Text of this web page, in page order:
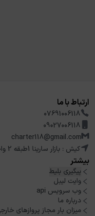
ارتباط با ما
07691006118
09027006118
charter118@gmail.com
کیش : بازار سارینا 1طبقه 2 واحد209
بیشتر
پیگیری بلیط
وایت لیبل
وب سرویس api
درباره ما
میزان بار مجاز پروازهای